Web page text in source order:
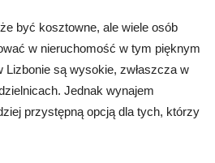
być kosztowne, ale wiele osób
w nieruchomość w tym pięknym
są wysokie, zwłaszcza w
Jednak wynajem
przystępną opcją dla tych, którzy